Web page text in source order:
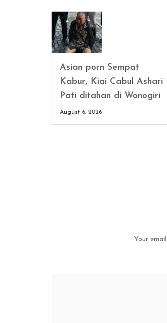
Asian porn Sempat
Kabur, Kiai Cabul Ashari
Pati ditahan di Wonogiri
August 6, 2026
Your